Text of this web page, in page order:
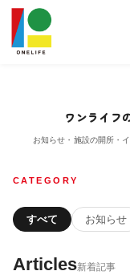
ワンライフ
お知らせ・施設の開所・
CATEGORY
すべて お知らせ
Articles新着記事